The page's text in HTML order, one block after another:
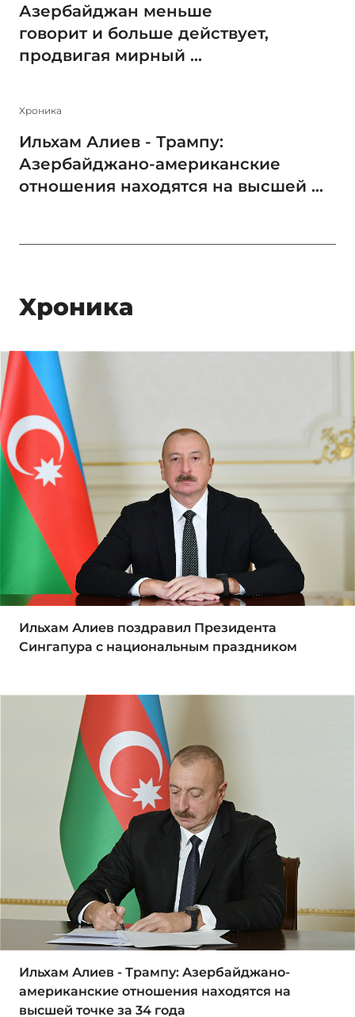
Азербайджан меньше
говорит и больше действует,
продвигая мирный ...
Xроника
Ильхам Алиев - Трампу:
Азербайджано-американские
отношения находятся на высшей ...
Xроника
Ильхам Алиев поздравил Президента
Сингапура с национальным праздником
Ильхам Алиев - Трампу: Азербайджано-
американские отношения находятся на
высшей точке за 34 года